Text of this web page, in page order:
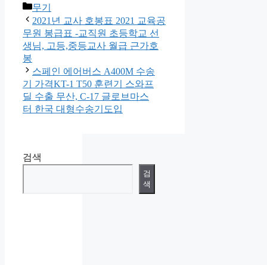
카
테
고
리
무기
2021년 교사 호봉표 2021 교육공
무원 봉급표 -교직원 초등학교 선
생님, 고등,중등교사 월급 근가호
봉
스페인 에어버스 A400M 수송
기 가격KT-1 T50 훈련기 스와프
딜 수출 무산, C-17 글로브마스
터 한국 대형수송기도입
검색
검
색